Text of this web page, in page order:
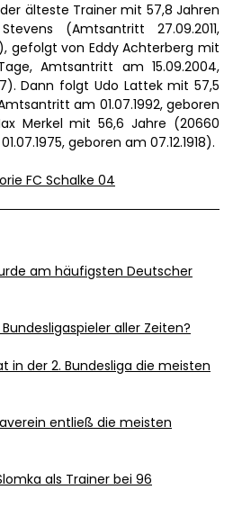
älteste Trainer mit 57,8 Jahren
(Amtsantritt 27.09.2011,
gefolgt von Eddy Achterberg mit
Amtsantritt am 15.09.2004,
Dann folgt Udo Lattek mit 57,5
am 01.07.1992, geboren
Merkel mit 56,6 Jahre (20660
geboren am 07.12.1918).
FC Schalke 04
am häufigsten Deutscher
aller Zeiten?
in der 2. Bundesliga die meisten
entließ die meisten
als Trainer bei 96